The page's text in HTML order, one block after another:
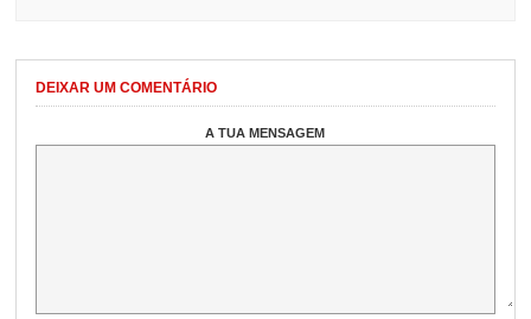
DEIXAR UM COMENTÁRIO
A TUA MENSAGEM